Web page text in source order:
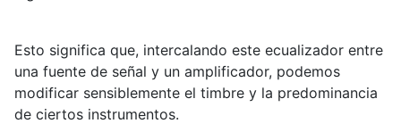
Esto significa que, intercalando este ecualizador entre
una fuente de señal y un amplificador, podemos
modificar sensiblemente el timbre y la predominancia
de ciertos instrumentos.